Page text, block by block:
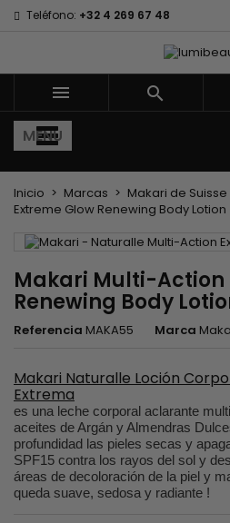
Teléfono: +32 4 269 67 48
 
MENU
Inicio Marcas Makari de Suisse
Extreme Glow Renewing Body Lotion
Makari Multi-Action
Renewing Body
Referencia MAKA55 Marca
Makari Naturalle Loción
Extrema
es una leche corporal aclarante
aceites de Argán y Almendras
profundidad las pieles secas y
SPF15 contra los rayos del sol y
áreas de decoloración de la piel y
queda suave, sedosa y radiante !